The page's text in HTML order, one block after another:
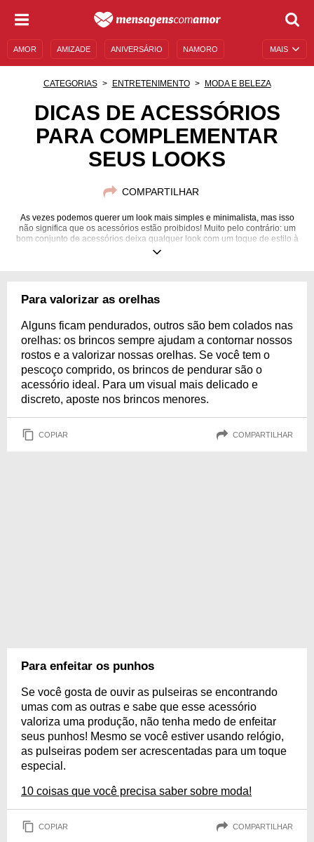
MAIS
AMOR AMIZADE ANIVERSÁRIO NAMORO
DESCULPAS
MENSAGENS E FRASES MENSAGENS DE ANIVERSÁRIO
FAMOSOS BÍBLIA
CATEGORIAS ENTRETENIMENTO MODA E BELEZA
DICAS DE ACESSÓRIOS
PARA COMPLEMENTAR
SEUS LOOKS
COMPARTILHAR
As vezes podemos querer um look mais simples e minimalista, mas isso
não significa que os acessórios estão proibidos! Muito pelo contrário: um
bom conjunto de acessórios deixa qualquer look com um toque de estilo à
mais! Aproveite nossas dicas e esteja sempre na moda!
Para valorizar as orelhas
Alguns ficam pendurados, outros são bem colados nas
orelhas: os brincos sempre ajudam a contornar nossos
rostos e a valorizar nossas orelhas. Se você tem o
pescoço comprido, os brincos de pendurar são o
acessório ideal. Para um visual mais delicado e
discreto, aposte nos brincos menores.
COPIAR COMPARTILHAR
Para enfeitar os punhos
Se você gosta de ouvir as pulseiras se encontrando
umas com as outras e sabe que esse acessório
valoriza uma produção, não tenha medo de enfeitar
seus punhos! Mesmo se você estiver usando relógio,
as pulseiras podem ser acrescentadas para um toque
especial.
10 coisas que você precisa saber sobre moda!
COPIAR COMPARTILHAR